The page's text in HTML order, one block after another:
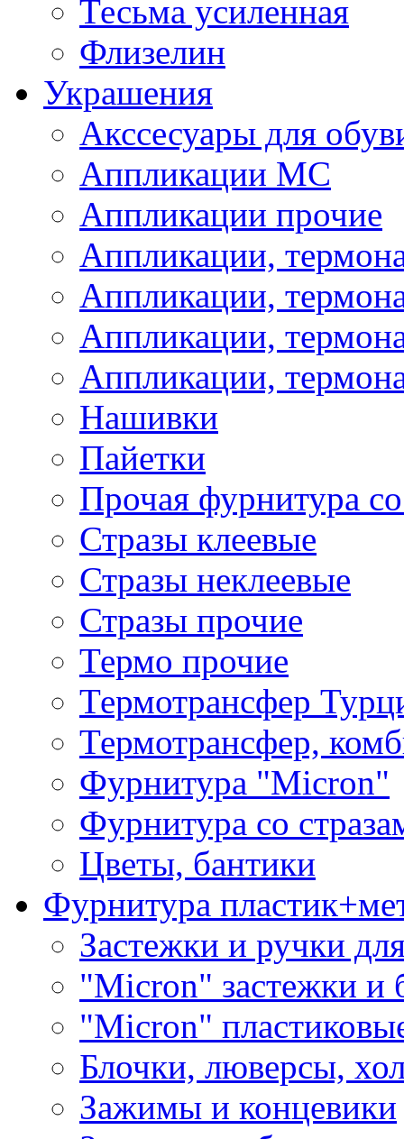
Тесьма усиленная
Флизелин
Украшения
Акссесуары для
Аппликации МС
Аппликации прочие
Аппликации,
Аппликации,
Аппликации,
Аппликации,
Нашивки
Пайетки
Прочая фурнитура
Стразы клеевые
Стразы неклеевые
Стразы прочие
Термо прочие
Термотрансфер
Термотрансфер,
Фурнитура "Micron"
Фурнитура со
Цветы, бантики
Фурнитура
Застежки и ручки
"Micron" застежки и
"Micron"
Блочки, люверсы,
Зажимы и концевики